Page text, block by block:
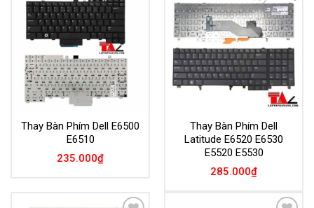
Add to
Wishlist
Thay Bàn Phím Dell E6500
E6510
235.000₫
Add to
Wishlist
Thay Bàn Phím Dell
Latitude E6520 E6530
E5520 E5530
285.000₫